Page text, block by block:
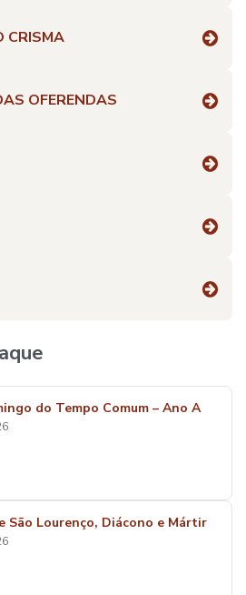
CRISMA
OFERENDAS
do Tempo Comum – Ano A
São Lourenço, Diácono e Mártir